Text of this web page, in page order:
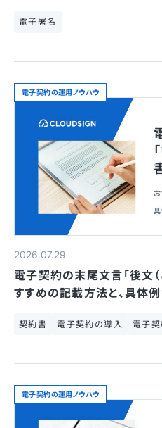
電子署名
電子契約の運用ノウハウ
2026.07.29
電子契約の末尾文言「後文（
すすめの記載方法と、具体
契約書 電子契約の導入 電子
電子契約の運用ノウハウ